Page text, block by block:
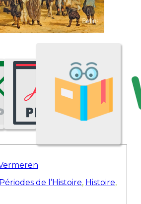
de l’Histoire, Histoire,